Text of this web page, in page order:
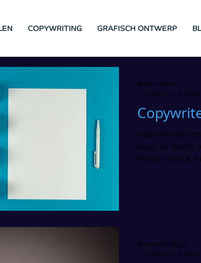
COPYWRITING GRAFISCH ONTWERP
Iedereen die
loopt de motor
Writer's block.
Ruben Peeters
3 minuten om te lezen
Wannes Rombaut
3 minuten om te lezen